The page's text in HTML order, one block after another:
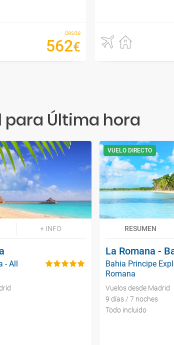
desde
562€
para Última hora
+ INFO
All
VUELO DIRECTO
RESUMEN
La Romana -
Bahia Principe
Romana
Vuelos desde Madrid
9 días / 7 noches
Todo incluido